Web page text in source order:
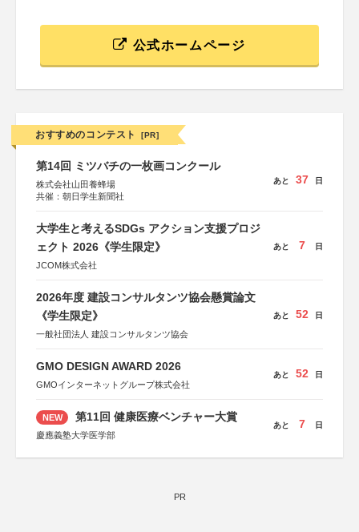
公式ホームページ
おすすめのコンテスト [PR]
第14回 ミツバチの一枚画コンクール
株式会社山田養蜂場
共催：朝日学生新聞社
あと 37 日
大学生と考えるSDGs アクション支援プロジ
ェクト 2026《学生限定》
JCOM株式会社
あと 7 日
2026年度 建設コンサルタンツ協会懸賞論文
《学生限定》
一般社団法人 建設コンサルタンツ協会
あと 52 日
GMO DESIGN AWARD 2026
GMOインターネットグループ株式会社
あと 52 日
NEW 第11回 健康医療ベンチャー大賞
慶應義塾大学医学部
あと 7 日
PR